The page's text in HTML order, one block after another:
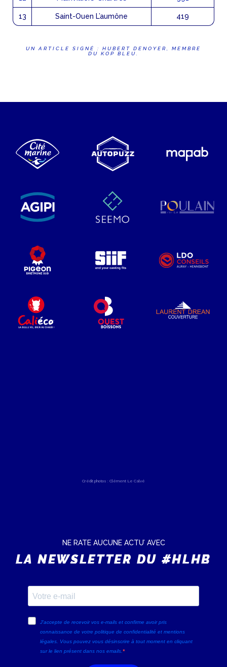
13 Saint-Ouen L’aumône 419
UN ARTICLE SIGNÉ : HUBERT DENOYER, MEMBRE
DU KOP BLEU.
Crédit photos : Clément Le Calvé
NE RATE AUCUNE ACTU’ AVEC
LA NEWSLETTER DU #HLHB